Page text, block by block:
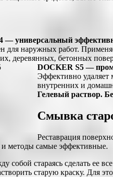
— универсальный
для наружных работ.
деревянных, бетонных
DOCKER S5 —
Эффективно
внутренних и
Гелевый раствор.
Смывка
Реставрация
и методы самые эффективные.
собой стараясь сделать ее
старую краску. Для